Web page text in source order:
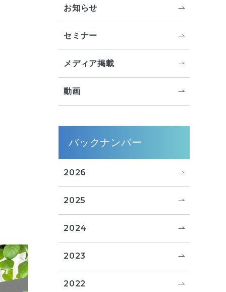
お知らせ
セミナー
メディア掲載
動画
バックナンバー
2026
2025
2024
2023
2022